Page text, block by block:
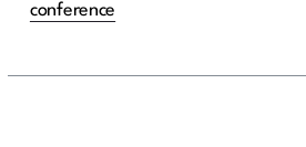
conference